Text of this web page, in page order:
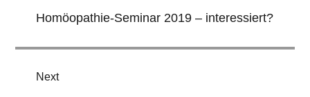
Homöopathie-Seminar 2019 – interessiert?
Next